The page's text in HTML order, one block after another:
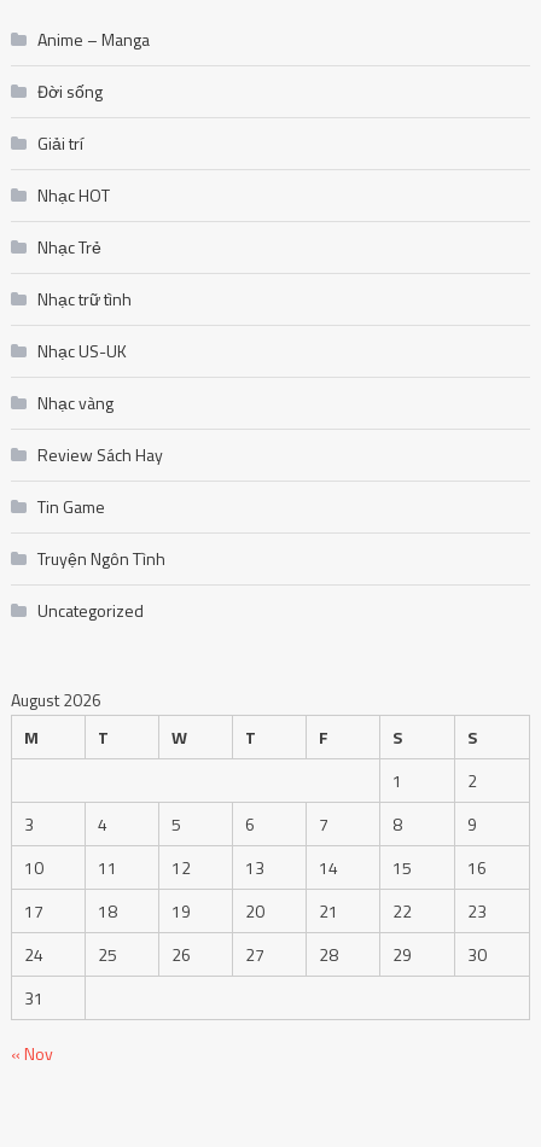
Anime – Manga
Đời sống
Giải trí
Nhạc HOT
Nhạc Trẻ
Nhạc trữ tình
Nhạc US-UK
Nhạc vàng
Review Sách Hay
Tin Game
Truyện Ngôn Tình
Uncategorized
August 2026
M
T W T F S
S
1
2
3
4 5 6 7 8
9
10
11 12 13 14 15
16
17
18 19 20 21 22
23
24
25 26 27 28 29
30
31
« Nov